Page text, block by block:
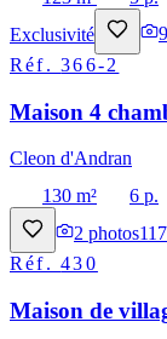
Exclusivité
9
Réf.366-2
Maison 4
Cleon d'Andran
130 m²
6 p.
2 photos
Réf.430
Maison de